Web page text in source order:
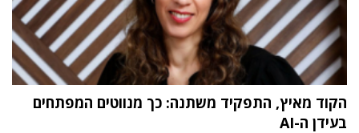
הקוד מאיץ, התפקיד משתנה: כך מנווטים המפתחים
בעידן ה-AI